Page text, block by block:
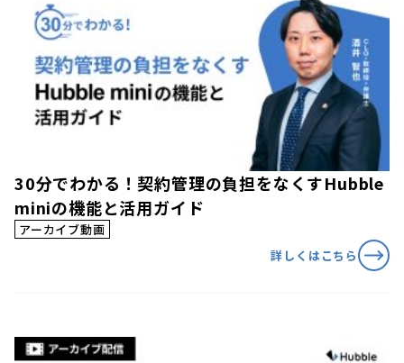
30分でわかる！契約管理の負担をなくすHubble
miniの機能と活用ガイド
アーカイブ動画
詳しくはこちら